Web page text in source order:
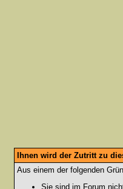
Ihnen wird der Zutritt zu
Aus einem der folgenden
Sie sind im Forum